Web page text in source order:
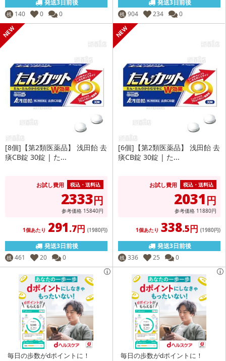
発送3日前後
残 140 0 0
発送3日前後
残 904 234 0
[8個]【第2類医薬品】 浅田飴 去
痰CB錠 30錠 | た...
お試し費用 税込・送料込
2333円
参考価格 15840円
1個あたり 291.7円 (1980円)
発送3日前後
残 461 20 0
[6個]【第2類医薬品】 浅田飴 去
痰CB錠 30錠 | た...
お試し費用 税込・送料込
2031円
参考価格 11880円
1個あたり 338.5円 (1980円)
発送3日前後
残 336 25 0
毎日の歩数がdポイントに！ 毎日の歩数がdポイントに！